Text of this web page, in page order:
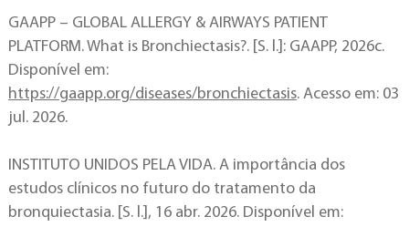
GAAPP – GLOBAL ALLERGY & AIRWAYS PATIENT
PLATFORM. What is Bronchiectasis?. [S. l.]: GAAPP, 2026c.
Disponível em:
https://gaapp.org/diseases/bronchiectasis. Acesso em: 03
jul. 2026.
INSTITUTO UNIDOS PELA VIDA. A importância dos
estudos clínicos no futuro do tratamento da
bronquiectasia. [S. l.], 16 abr. 2026. Disponível em: